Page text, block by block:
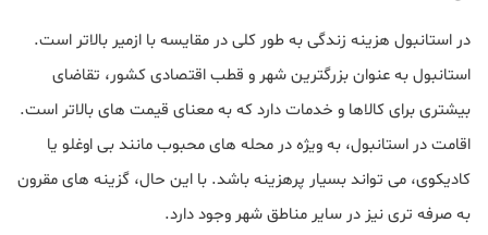
در استانبول هزینه زندگی به طور کلی در مقایسه با ازمیر بالاتر است.
استانبول به عنوان بزرگترین شهر و قطب اقتصادی کشور، تقاضای
بیشتری برای کالاها و خدمات دارد که به معنای قیمت های بالاتر است.
اقامت در استانبول، به ویژه در محله های محبوب مانند بی اوغلو یا
کادیکوی، می تواند بسیار پرهزینه باشد. با این حال، گزینه های مقرون
به صرفه تری نیز در سایر مناطق شهر وجود دارد.